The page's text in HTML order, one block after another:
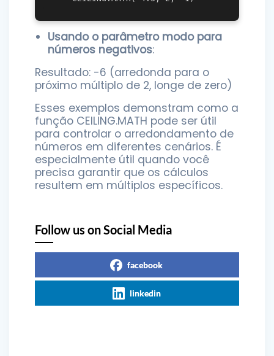
Usando o parâmetro modo para
números negativos:
Resultado: -6 (arredonda para o
próximo múltiplo de 2, longe de zero)
Esses exemplos demonstram como a
função CEILING.MATH pode ser útil
para controlar o arredondamento de
números em diferentes cenários. É
especialmente útil quando você
precisa garantir que os cálculos
resultem em múltiplos específicos.
Follow us on Social Media
facebook
linkedin